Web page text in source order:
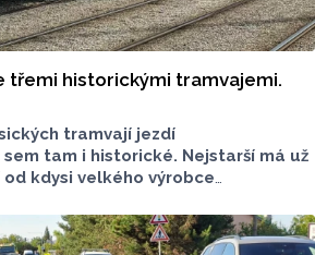
třemi historickými tramvajemi.
tramvají jezdí
tam i historické. Nejstarší má už
kdysi velkého výrobce
jsou na jiných místech, třeba